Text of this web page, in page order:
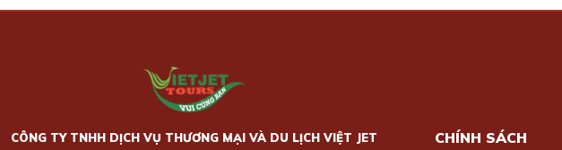
CÔNG TY TNHH DỊCH VỤ THƯƠNG MẠI VÀ DU LỊCH VIỆT JET CHÍNH SÁCH